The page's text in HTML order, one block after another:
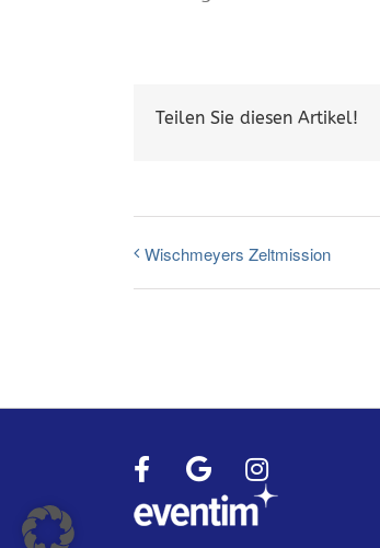
Teilen Sie diesen Artikel!
Wischmeyers Zeltmission